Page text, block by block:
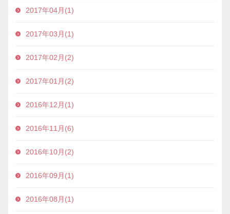
2017年04月(1)
2017年03月(1)
2017年02月(2)
2017年01月(2)
2016年12月(1)
2016年11月(6)
2016年10月(2)
2016年09月(1)
2016年08月(1)